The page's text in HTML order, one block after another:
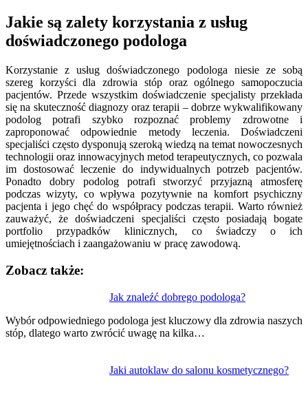
Jakie są zalety korzystania z usług
doświadczonego podologa
Korzystanie z usług doświadczonego podologa niesie ze sobą
szereg korzyści dla zdrowia stóp oraz ogólnego samopoczucia
pacjentów. Przede wszystkim doświadczenie specjalisty przekłada
się na skuteczność diagnozy oraz terapii – dobrze wykwalifikowany
podolog potrafi szybko rozpoznać problemy zdrowotne i
zaproponować odpowiednie metody leczenia. Doświadczeni
specjaliści często dysponują szeroką wiedzą na temat nowoczesnych
technologii oraz innowacyjnych metod terapeutycznych, co pozwala
im dostosować leczenie do indywidualnych potrzeb pacjentów.
Ponadto dobry podolog potrafi stworzyć przyjazną atmosferę
podczas wizyty, co wpływa pozytywnie na komfort psychiczny
pacjenta i jego chęć do współpracy podczas terapii. Warto również
zauważyć, że doświadczeni specjaliści często posiadają bogate
portfolio przypadków klinicznych, co świadczy o ich
umiejętnościach i zaangażowaniu w pracę zawodową.
Zobacz także:
Jak znaleźć dobrego podologa?
Wybór odpowiedniego podologa jest kluczowy dla zdrowia naszych
stóp, dlatego warto zwrócić uwagę na kilka…
Jaki autoklaw do salonu kosmetycznego?
wpisu